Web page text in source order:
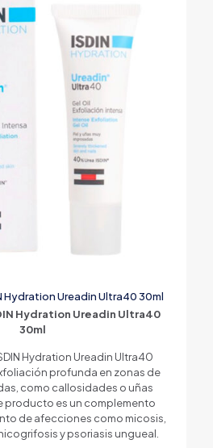
Hydration Ureadin Ultra40 30ml
Hydration Ureadin Ultra40
30ml
Hydration Ureadin Ultra40
profunda en zonas de
como callosidades o uñas
producto es un complemento
de afecciones como micosis,
y psoriasis ungueal.